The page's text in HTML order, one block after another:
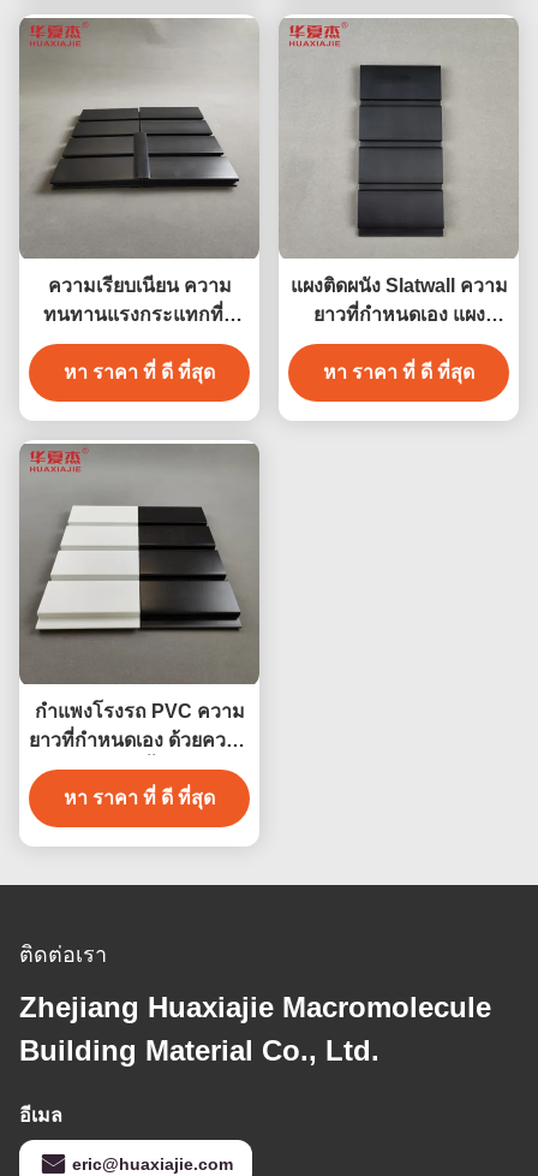
ความเรียบเนียน ความ
ทนทานแรงกระแทกที่ดี
มาก พีวีซี ผนังโรงรถยนต์
ความทนทาน พีวีซี แบล็ค
สล็อตวอลล์
หา ราคา ที่ ดี ที่สุด
แผงติดผนัง Slatwall ความ
ยาวที่กำหนดเอง แผง
โรงรถหลากสี ตกแต่งผนัง
ภายใน
หา ราคา ที่ ดี ที่สุด
กําแพงโรงรถ PVC ความ
ยาวที่กําหนดเอง ด้วยความ
ทนทานความชื้นที่ดี 4ft 8ft
หา ราคา ที่ ดี ที่สุด
ติดต่อเรา
Zhejiang Huaxiajie Macromolecule
Building Material Co., Ltd.
อีเมล
eric@huaxiajie.com